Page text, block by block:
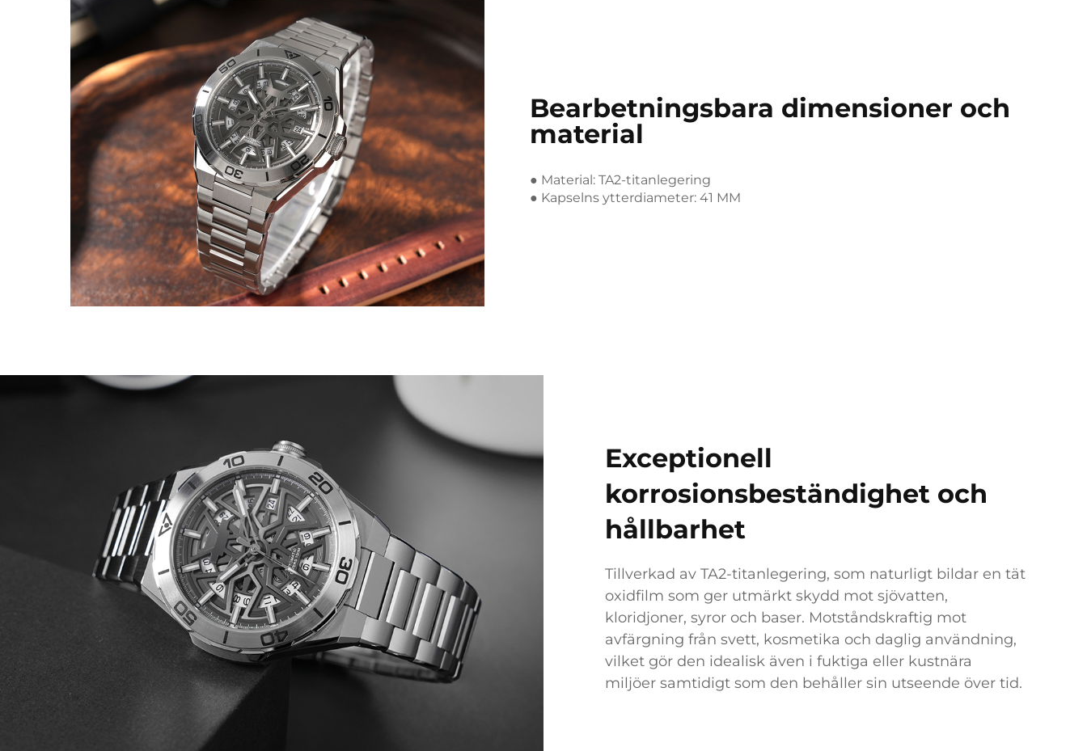
Bearbetningsbara dimensioner och
material
● Material: TA2-titanlegering
● Kapselns ytterdiameter: 41 MM
Exceptionell
korrosionsbeständighet och
hållbarhet
Tillverkad av TA2-titanlegering, som naturligt bildar en tät
oxidfilm som ger utmärkt skydd mot sjövatten,
kloridjoner, syror och baser. Motståndskraftig mot
avfärgning från svett, kosmetika och daglig användning,
vilket gör den idealisk även i fuktiga eller kustnära
miljöer samtidigt som den behåller sin utseende över tid.